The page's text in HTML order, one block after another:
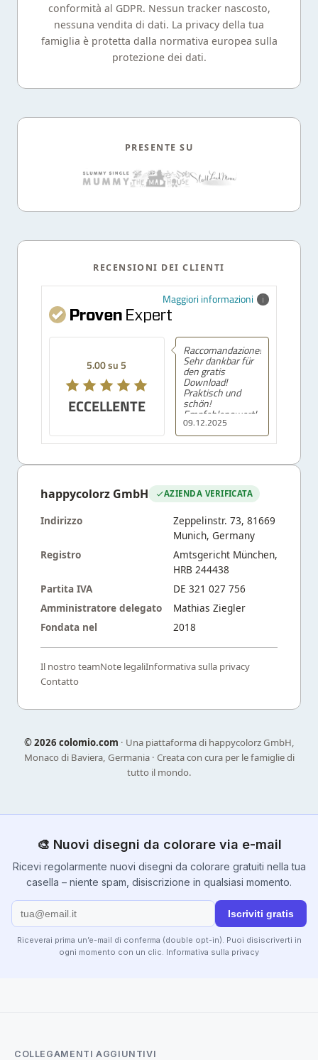
conformità al GDPR. Nessun tracker nascosto,
nessuna vendita di dati. La privacy della tua
famiglia è protetta dalla normativa europea sulla
protezione dei dati.
PRESENTE SU
RECENSIONI DEI CLIENTI
Maggiori informazioni
5.00 su 5
ECCELLENTE
09.12.2025
Raccomandazione!
Sehr dankbar für
den gratis
Download!
Praktisch und
schön!
Empfehlenswert!
happycolorz GmbH AZIENDA VERIFICATA
Indirizzo
Zeppelinstr. 73, 81669
Munich, Germany
Registro
Amtsgericht München,
HRB 244438
Partita IVA
DE 321 027 756
Amministratore delegato
Mathias Ziegler
Fondata nel
2018
Il nostro teamNote legaliInformativa sulla privacy
Contatto
©2026 colomio.com · Una piattaforma di happycolorz GmbH,
Monaco di Baviera, Germania · Creata con cura per le famiglie di
tutto il mondo.
🎨 Nuovi disegni da colorare via e-mail
Ricevi regolarmente nuovi disegni da colorare gratuiti nella tua
casella – niente spam, disiscrizione in qualsiasi momento.
Iscriviti gratis
Riceverai prima un’e-mail di conferma (double opt-in). Puoi disiscriverti in
ogni momento con un clic. Informativa sulla privacy
COLLEGAMENTI AGGIUNTIVI